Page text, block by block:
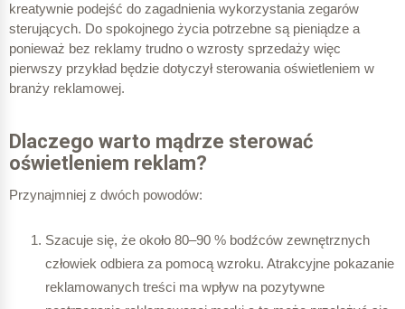
kreatywnie podejść do zagadnienia wykorzystania zegarów
sterujących. Do spokojnego życia potrzebne są pieniądze a
ponieważ bez reklamy trudno o wzrosty sprzedaży więc
pierwszy przykład będzie dotyczył sterowania oświetleniem w
branży reklamowej.
Dlaczego warto mądrze sterować
oświetleniem reklam?
Przynajmniej z dwóch powodów:
Szacuje się, że około 80–90 % bodźców zewnętrznych
człowiek odbiera za pomocą wzroku. Atrakcyjne pokazanie
reklamowanych treści ma wpływ na pozytywne